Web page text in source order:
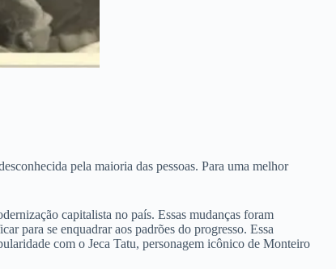
pela maioria das pessoas. Para uma melhor
capitalista no país. Essas mudanças foram
para se enquadrar aos padrões do progresso. Essa
com o Jeca Tatu, personagem icônico de Monteiro